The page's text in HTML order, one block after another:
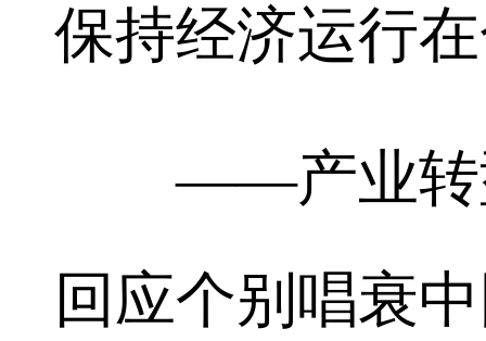
保持经济运行
——产业转型
回应个别唱衰